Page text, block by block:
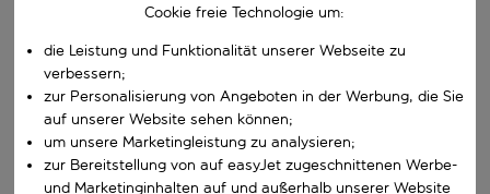
Finde deine perfekten Ferien
Beginne mit der Eingabe für die automatische
Nach
Cookie freie Technologie um:
die Leistung und Funktionalität unserer Webseite zu
verbessern;
zur Personalisierung von Angeboten in der Werbung, die Sie
auf unserer Website sehen können;
um unsere Marketingleistung zu analysieren;
zur Bereitstellung von auf easyJet zugeschnittenen Werbe-
und Marketinginhalten auf und außerhalb unserer Website